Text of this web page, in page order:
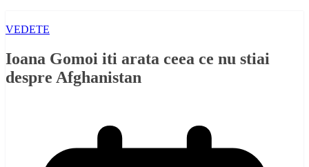
VEDETE
Ioana Gomoi iti arata ceea ce nu stiai
despre Afghanistan